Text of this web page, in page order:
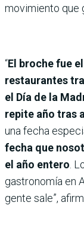
movimiento que
“El broche fue
restaurantes
el Día de la
repite año tras
una fecha
fecha que
el año entero .
gastronomía en
gente sale”,